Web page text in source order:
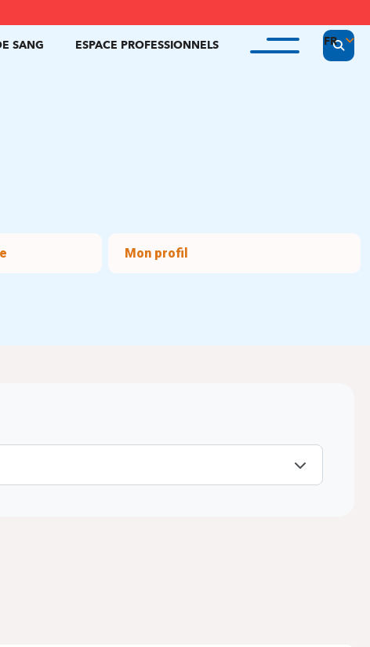
SANG ESPACE PROFESSIONNELS
MENU
FR
NL
Mon profil